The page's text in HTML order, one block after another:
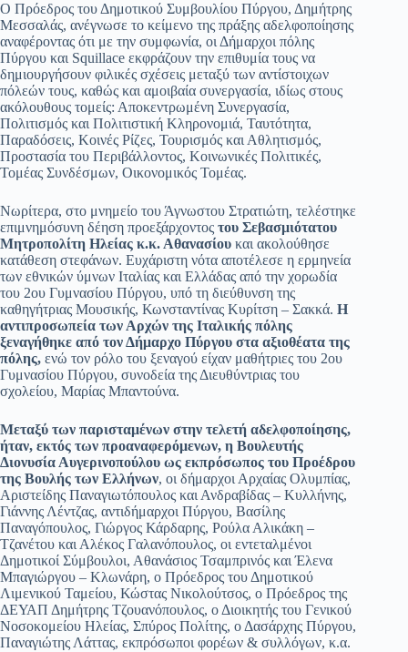
Ο Πρόεδρος του Δημοτικού Συμβουλίου Πύργου, Δημήτρης
Μεσσαλάς, ανέγνωσε το κείμενο της πράξης αδελφοποίησης
αναφέροντας ότι με την συμφωνία, οι Δήμαρχοι πόλης
Πύργου και Squillace εκφράζουν την επιθυμία τους να
δημιουργήσουν φιλικές σχέσεις μεταξύ των αντίστοιχων
πόλεών τους, καθώς και αμοιβαία συνεργασία, ιδίως στους
ακόλουθους τομείς: Αποκεντρωμένη Συνεργασία,
Πολιτισμός και Πολιτιστική Κληρονομιά, Ταυτότητα,
Παραδόσεις, Κοινές Ρίζες, Τουρισμός και Αθλητισμός,
Προστασία του Περιβάλλοντος, Κοινωνικές Πολιτικές,
Τομέας Συνδέσμων, Οικονομικός Τομέας.
Νωρίτερα, στο μνημείο του Άγνωστου Στρατιώτη, τελέστηκε
επιμνημόσυνη δέηση προεξάρχοντος του Σεβασμιότατου
Μητροπολίτη Ηλείας κ.κ. Αθανασίου και ακολούθησε
κατάθεση στεφάνων. Ευχάριστη νότα αποτέλεσε η ερμηνεία
των εθνικών ύμνων Ιταλίας και Ελλάδας από την χορωδία
του 2ου Γυμνασίου Πύργου, υπό τη διεύθυνση της
καθηγήτριας Μουσικής, Κωνσταντίνας Κυρίτση – Σακκά. Η
αντιπροσωπεία των Αρχών της Ιταλικής πόλης
ξεναγήθηκε από τον Δήμαρχο Πύργου στα αξιοθέατα της
πόλης, ενώ τον ρόλο του ξεναγού είχαν μαθήτριες του 2ου
Γυμνασίου Πύργου, συνοδεία της Διευθύντριας του
σχολείου, Μαρίας Μπαντούνα.
Μεταξύ των παρισταμένων στην τελετή αδελφοποίησης,
ήταν, εκτός των προαναφερόμενων, η Βουλευτής
Διονυσία Αυγερινοπούλου ως εκπρόσωπος του Προέδρου
της Βουλής των Ελλήνων, οι δήμαρχοι Αρχαίας Ολυμπίας,
Αριστείδης Παναγιωτόπουλος και Ανδραβίδας – Κυλλήνης,
Γιάννης Λέντζας, αντιδήμαρχοι Πύργου, Βασίλης
Παναγόπουλος, Γιώργος Κάρδαρης, Ρούλα Αλικάκη –
Τζανέτου και Αλέκος Γαλανόπουλος, οι εντεταλμένοι
Δημοτικοί Σύμβουλοι, Αθανάσιος Τσαμπρινός και Έλενα
Μπαγιώργου – Κλωνάρη, ο Πρόεδρος του Δημοτικού
Λιμενικού Ταμείου, Κώστας Νικολούτσος, ο Πρόεδρος της
ΔΕΥΑΠ Δημήτρης Τζουανόπουλος, ο Διοικητής του Γενικού
Νοσοκομείου Ηλείας, Σπύρος Πολίτης, ο Δασάρχης Πύργου,
Παναγιώτης Λάττας, εκπρόσωποι φορέων & συλλόγων, κ.α.